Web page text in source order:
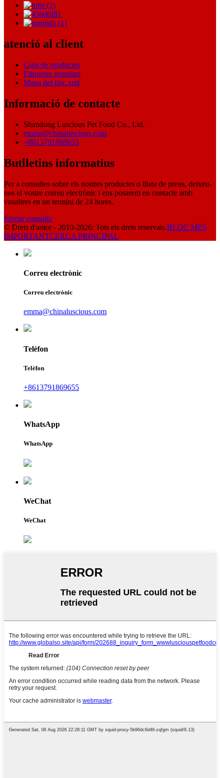
atenció al client
Guia de productes
Etiquetes populars
Mapa del lloc.xml
Informació de contacte
Shandong Luscious Pet Food Co., Ltd.
emma@chinaluscious.com
+8613791869655
Butlletins informatius
Per a consultes sobre els nostres productes o llista de preus, deixeu-
nos el vostre correu electrònic i ens posarem en contacte amb
vosaltres en un termini de 24 hores.
Enviar consulta
© Drets d'autor - 2010-2026: Tots els drets reservats.BLOC MÉS
IMPORTANTCERCA PRINCIPAL
Correu electrònic
Correu electrònic
emma@chinaluscious.com
Telèfon
Telèfon
+8613791869655
WhatsApp
WhatsApp
WeChat
WeChat